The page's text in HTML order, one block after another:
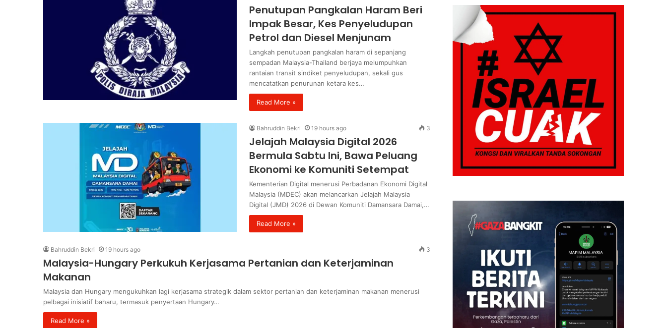
Penutupan Pangkalan Haram Beri
Impak Besar, Kes Penyeludupan
Petrol dan Diesel Menjunam
Langkah penutupan pangkalan haram di sepanjang
sempadan Malaysia-Thailand berjaya melumpuhkan
rantaian transit sindiket penyeludupan, sekali gus
mencatatkan penurunan ketara kes…
Read More »
Bahruddin Bekri 19 hours ago 3
Jelajah Malaysia Digital 2026
Bermula Sabtu Ini, Bawa Peluang
Ekonomi ke Komuniti Setempat
Kementerian Digital menerusi Perbadanan Ekonomi Digital
Malaysia (MDEC) akan melancarkan Jelajah Malaysia
Digital (JMD) 2026 di Dewan Komuniti Damansara Damai,…
Read More »
Bahruddin Bekri 19 hours ago 3
Malaysia-Hungary Perkukuh Kerjasama Pertanian dan Keterjaminan
Makanan
Malaysia dan Hungary mengukuhkan lagi kerjasama strategik dalam sektor pertanian dan keterjaminan makanan menerusi
pelbagai inisiatif baharu, termasuk penyertaan Hungary…
Read More »